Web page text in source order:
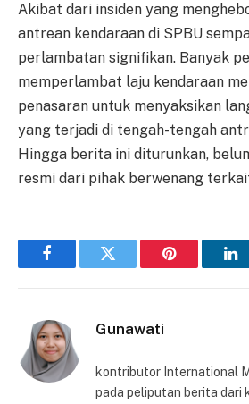
Akibat dari insiden yang
antrean kendaraan di SPBU
perlambatan signifikan. Banyak
memperlambat laju kendaraan
penasaran untuk menyaksikan
yang terjadi di tengah-tengah
Hingga berita ini diturunkan,
resmi dari pihak berwenang
FacebookTwitter Pinterest
Gunawati
kontributor International
pada peliputan berita dari